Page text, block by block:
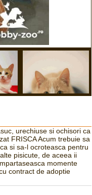
urechiuse si ochisori ca
FRISCA Acum trebuie sa
si sa-l ocroteasca pentru
pisicute, de aceea ii
momente
contract de adoptie